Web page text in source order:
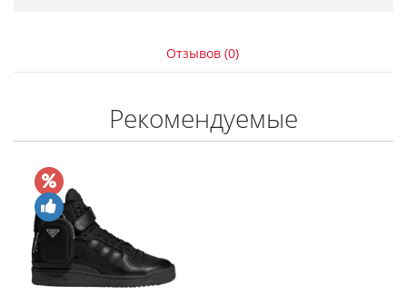
Отзывов (0)
Рекомендуемые